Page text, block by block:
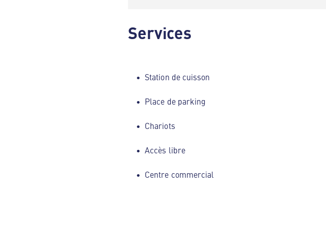
Services
Station de cuisson
Place de parking
Chariots
Accès libre
Centre commercial